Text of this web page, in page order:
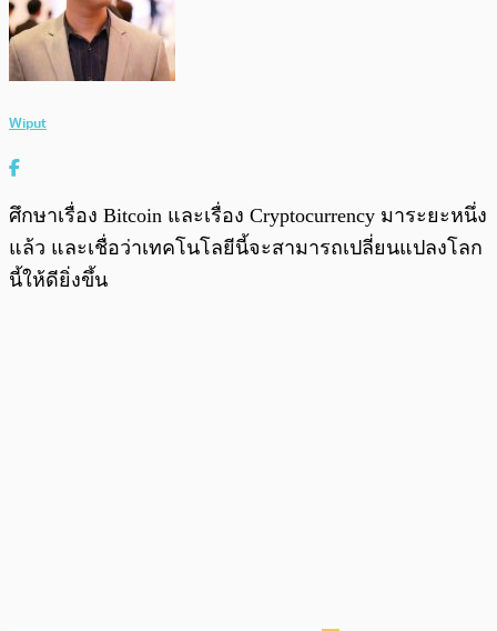
Wiput
ศึกษาเรื่อง Bitcoin และเรื่อง Cryptocurrency มาระยะหนึ่ง
แล้ว และเชื่อว่าเทคโนโลยีนี้จะสามารถเปลี่ยนแปลงโลก
นี้ให้ดียิ่งขึ้น